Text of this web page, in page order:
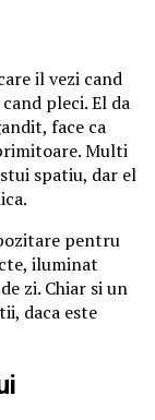
il vezi cand
pleci. El da
face ca
Multi
spatiu, dar el
pentru
iluminat
zi. Chiar si un
daca este